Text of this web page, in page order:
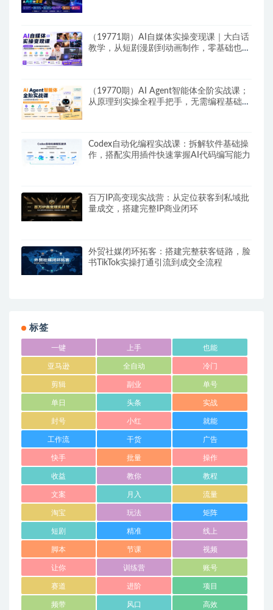
（19771期）AI自媒体实操变现课｜大白话
教学，从短剧漫剧到动画制作，零基础也能
（19770期）AI Agent智能体全阶实战课；
从原理到实操全程手把手，无需编程基础也
Codex自动化编程实战课：拆解软件基础操
作，搭配实用插件快速掌握AI代码编写能力
百万IP高变现实战营：从定位获客到私域批
量成交，搭建完整IP商业闭环
外贸社媒闭环拓客：搭建完整获客链路，脸
书TikTok实操打通引流到成交全流程
标签
一键 上手 也能
亚马逊 全自动 冷门
剪辑 副业 单号
单日 头条 实战
封号 小红 就能
工作流 干货 广告
快手 批量 操作
收益 教你 教程
文案 月入 流量
淘宝 玩法 矩阵
短剧 精准 线上
脚本 节课 视频
让你 训练营 账号
赛道 进阶 项目
频带 风口 高效